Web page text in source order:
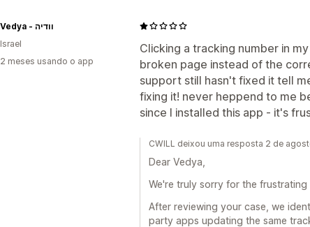
Clicking a tracking number in
broken page instead of the
support still hasn't fixed it tell
fixing it! never heppend to me
since I installed this app - it's
Vedya - וודיה
Israel
2 meses usando o app
CWILL deixou uma resposta 2 de
Dear Vedya,
We're truly sorry for the
After reviewing your case, we
party apps updating the same